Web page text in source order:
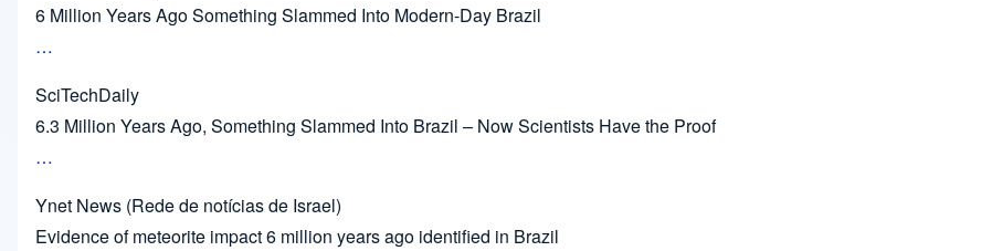
6 Million Years Ago Something Slammed Into Modern-Day Brazil
…
SciTechDaily
6.3 Million Years Ago, Something Slammed Into Brazil – Now Scientists Have the Proof
…
Ynet News (Rede de notícias de Israel)
Evidence of meteorite impact 6 million years ago identified in Brazil